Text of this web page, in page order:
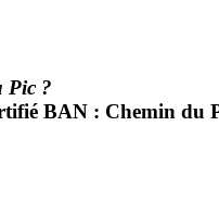
Pic ?
BAN : Chemin